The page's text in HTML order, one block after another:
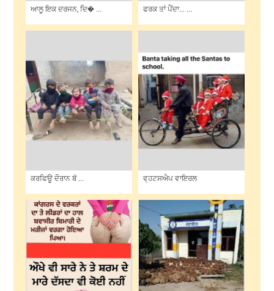
ਆਲੂ ਇਕ ਦਰਜਨ, ਦਿ� ... ਫਰਕ ਤਾਂ ਪੈਂਦਾ... ...
ਕਰਫਿਊ ਦੌਰਾਨ ਬੱ ... ਵ੍ਹਟਸਐਪ ਵਾਇਰਲ